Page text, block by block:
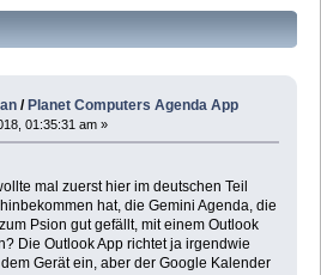
/ Planet Computers Agenda App
01:35:31 am »
mal zuerst hier im deutschen Teil
hat, die Gemini Agenda, die
Psion gut gefällt, mit einem Outlook
Die Outlook App richtet ja irgendwie
Gerät ein, aber der Google Kalender